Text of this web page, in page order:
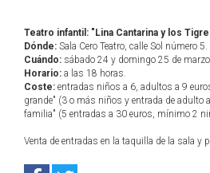
Teatro infantil: "Lina Cantarina y los
Dónde: Sala Cero Teatro, calle Sol número 5.
Cuándo: sábado 24 y domingo 25 de
Horario: a las 18 horas.
Coste: entradas niños a 6, adultos a 9
grande" (3 o más niños y entrada de adulto
familia" (5 entradas a 30 euros, mínimo 2
Venta de entradas en la taquilla de la sala y